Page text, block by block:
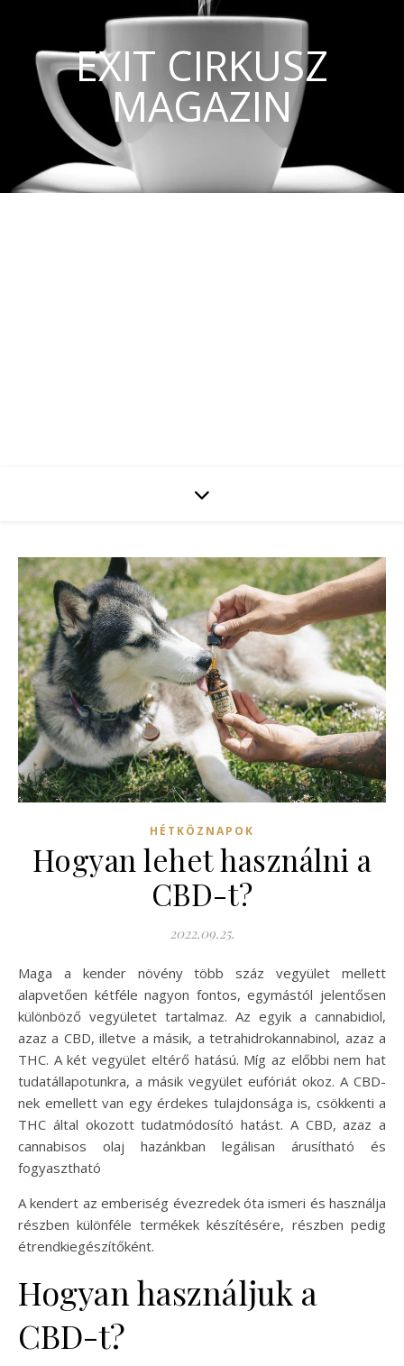
EXIT CIRKUSZ
MAGAZIN
HÉTKÖZNAPOK
Hogyan lehet használni a
CBD-t?
2022.09.25.
Maga a kender növény több száz vegyület mellett
alapvetően kétféle nagyon fontos, egymástól jelentősen
különböző vegyületet tartalmaz. Az egyik a cannabidiol,
azaz a CBD, illetve a másik, a tetrahidrokannabinol, azaz a
THC. A két vegyület eltérő hatású. Míg az előbbi nem hat
tudatállapotunkra, a másik vegyület eufóriát okoz. A CBD-
nek emellett van egy érdekes tulajdonsága is, csökkenti a
THC által okozott tudatmódosító hatást. A CBD, azaz a
cannabisos olaj hazánkban legálisan árusítható és
fogyasztható
A kendert az emberiség évezredek óta ismeri és használja
részben különféle termékek készítésére, részben pedig
étrendkiegészítőként.
Hogyan használjuk a
CBD-t?